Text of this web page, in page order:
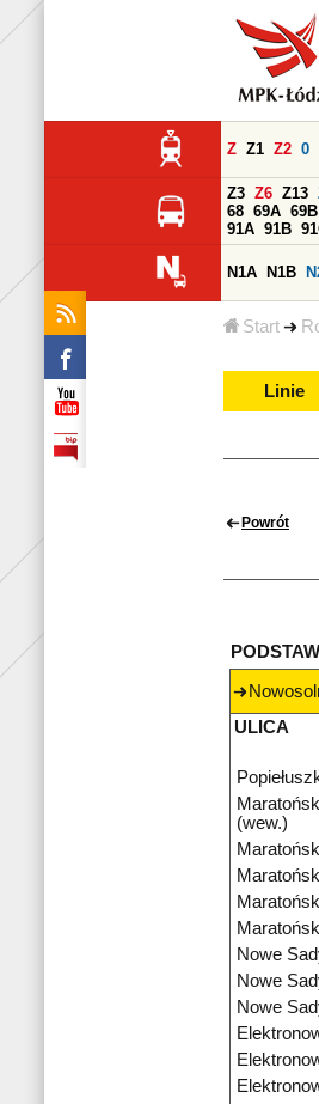
Start
Z Z1 Z2 0
Z3 Z6 Z13
68 69A 69B
91A 91B
N1A N1B
Linie
Powrót
ULICA
(wew.)
Nowe
Nowe
Nowe